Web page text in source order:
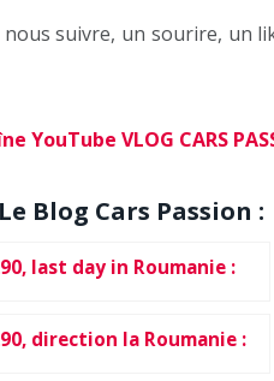
suivre, un sourire, un
YouTube VLOG CARS
Blog Cars Passion :
last day in Roumanie :
direction la Roumanie :